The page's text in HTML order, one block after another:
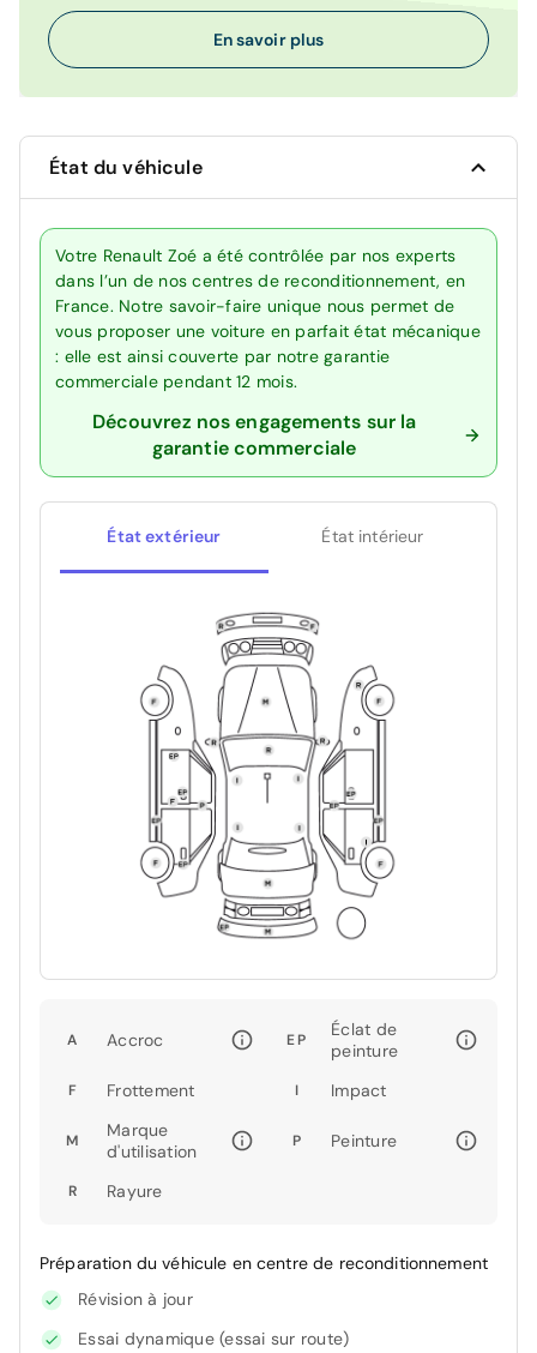
En savoir plus
État du véhicule
Votre Renault Zoé a été contrôlée par nos experts
dans l’un de nos centres de reconditionnement, en
France. Notre savoir-faire unique nous permet de
vous proposer une voiture en parfait état mécanique
: elle est ainsi couverte par notre garantie
commerciale pendant 12 mois.
Découvrez nos engagements sur la
garantie commerciale
État extérieur État intérieur
A Accroc EP
Éclat de
peinture
F Frottement I Impact
M
Marque
d'utilisation
P Peinture
R Rayure
Préparation du véhicule en centre de reconditionnement
Révision à jour
Essai dynamique (essai sur route)